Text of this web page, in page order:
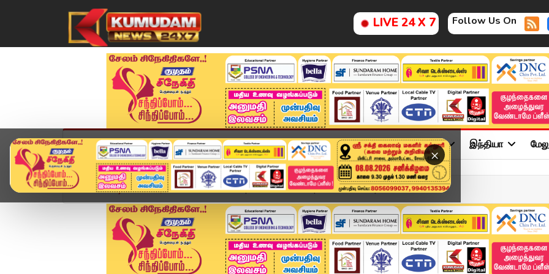
LIVE 24 X 7 Follow Us On
×
முகப்பு விளையாட்டு அண்மை தமிழ்நாடு சினிமா அரசியல் விளையாட்டு இந்தியா
Home வீடியோ ஸ்டோரி Headlines Now | 3 PM Headlines | 26 NOV 2025 | ...